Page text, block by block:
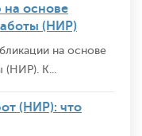
на основе
(НИР)
на основе
(НИР). К...
(НИР): что